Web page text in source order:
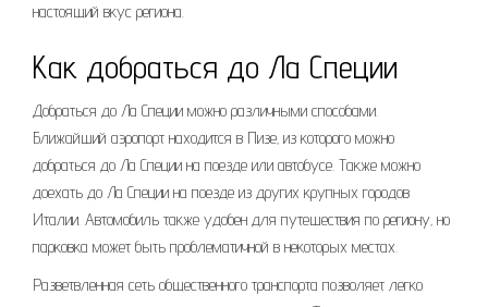
настоящий вкус региона.
Как добраться до Ла Специи
Добраться до Ла Специи можно различными способами.
Ближайший аэропорт находится в Пизе‚ из которого можно
добраться до Ла Специи на поезде или автобусе. Также можно
доехать до Ла Специи на поезде из других крупных городов
Италии. Автомобиль также удобен для путешествия по региону‚ но
парковка может быть проблематичной в некоторых местах.
Разветвленная сеть общественного транспорта позволяет легко